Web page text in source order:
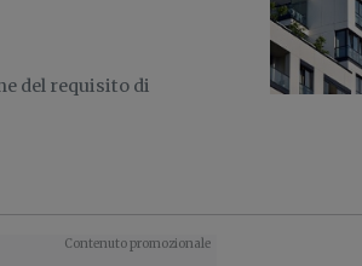
del requisito di